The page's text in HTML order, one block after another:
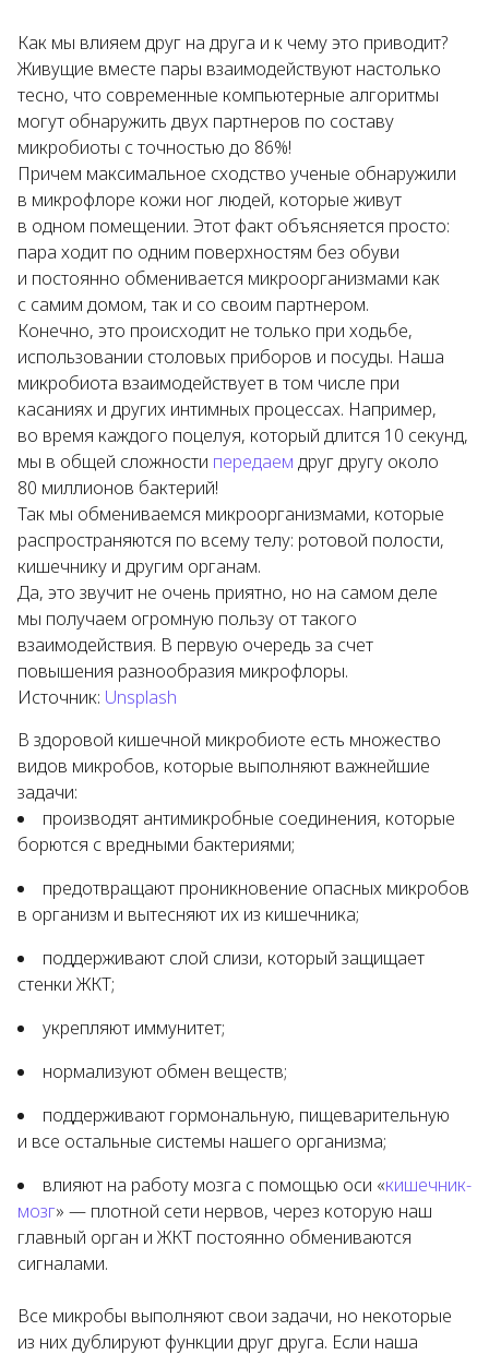
Как мы влияем друг на друга и к чему это приводит?
Живущие вместе пары взаимодействуют настолько
тесно, что современные компьютерные алгоритмы
могут обнаружить двух партнеров по составу
микробиоты с точностью до 86%!
Причем максимальное сходство ученые обнаружили
в микрофлоре кожи ног людей, которые живут
в одном помещении. Этот факт объясняется просто:
пара ходит по одним поверхностям без обуви
и постоянно обменивается микроорганизмами как
с самим домом, так и со своим партнером.
Конечно, это происходит не только при ходьбе,
использовании столовых приборов и посуды. Наша
микробиота взаимодействует в том числе при
касаниях и других интимных процессах. Например,
во время каждого поцелуя, который длится 10 секунд,
мы в общей сложности передаем друг другу около
80 миллионов бактерий!
Так мы обмениваемся микроорганизмами, которые
распространяются по всему телу: ротовой полости,
кишечнику и другим органам.
Да, это звучит не очень приятно, но на самом деле
мы получаем огромную пользу от такого
взаимодействия. В первую очередь за счет
повышения разнообразия микрофлоры.
Источник: Unsplash
В здоровой кишечной микробиоте есть множество
видов микробов, которые выполняют важнейшие
задачи:
производят антимикробные соединения, которые
борются с вредными бактериями;
предотвращают проникновение опасных микробов
в организм и вытесняют их из кишечника;
поддерживают слой слизи, который защищает
стенки ЖКТ;
укрепляют иммунитет;
нормализуют обмен веществ;
поддерживают гормональную, пищеварительную
и все остальные системы нашего организма;
влияют на работу мозга с помощью оси «кишечник-
мозг» — плотной сети нервов, через которую наш
главный орган и ЖКТ постоянно обмениваются
сигналами.
Все микробы выполняют свои задачи, но некоторые
из них дублируют функции друг друга. Если наша